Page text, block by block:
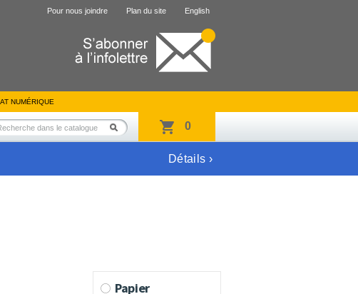
Pour nous joindre Plan du site English
NUMÉRIQUE
0
Détails ›